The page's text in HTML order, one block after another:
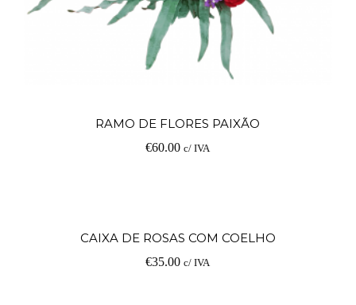
RAMO DE FLORES PAIXÃO
€60.00 c/ IVA
CAIXA DE ROSAS COM COELHO
€35.00 c/ IVA